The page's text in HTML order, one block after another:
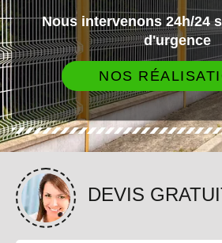
Nous intervenons 24h/24
d'urgence
NOS
DEVIS